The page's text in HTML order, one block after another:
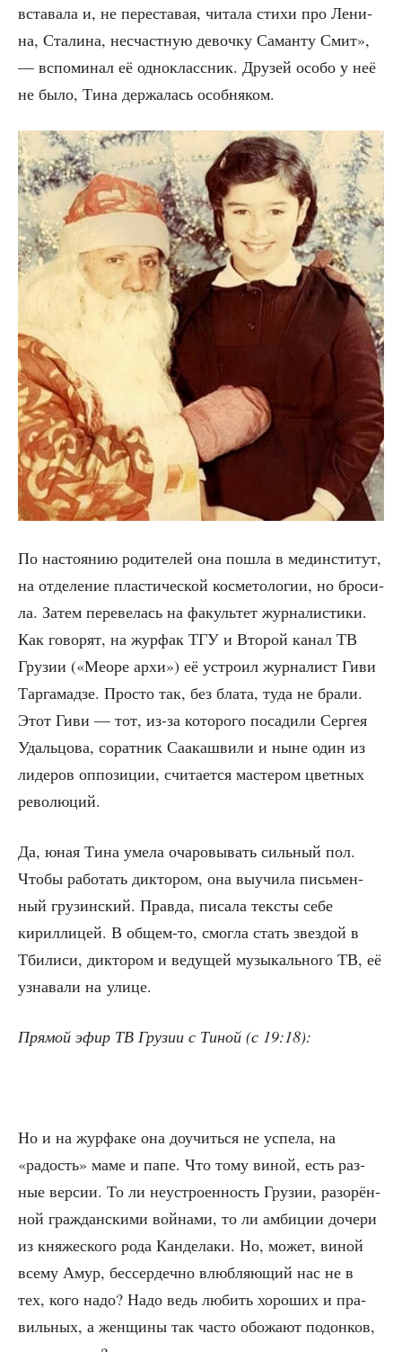
вста­ва­ла и, не пере­ста­вая, чита­ла сти­хи про Лени­
на, Ста­ли­на, несчаст­ную девоч­ку Саман­ту Смит»,
— вспо­ми­нал её одно­класс­ник. Дру­зей осо­бо у неё
не было, Тина дер­жа­лась особняком.
По насто­я­нию роди­те­лей она пошла в мед­ин­сти­тут,
на отде­ле­ние пла­сти­че­ской кос­ме­то­ло­гии, но бро­си­
ла. Затем пере­ве­лась на факуль­тет жур­на­ли­сти­ки.
Как гово­рят, на жур­фак ТГУ и Вто­рой канал ТВ
Гру­зии («Мео­ре архи») её устро­ил жур­на­лист Гиви
Тар­га­мад­зе. Про­сто так, без бла­та, туда не бра­ли.
Этот Гиви — тот, из-за кото­ро­го поса­ди­ли Сер­гея
Удаль­цо­ва, сорат­ник Саа­ка­шви­ли и ныне один из
лиде­ров оппо­зи­ции, счи­та­ет­ся масте­ром цвет­ных
революций.
Да, юная Тина уме­ла оча­ро­вы­вать силь­ный пол.
Что­бы рабо­тать дик­то­ром, она выучи­ла пись­мен­
ный гру­зин­ский. Прав­да, писа­ла тек­сты себе
кирил­ли­цей. В общем-то, смог­ла стать звез­дой в
Тби­ли­си, дик­то­ром и веду­щей музы­каль­но­го ТВ, её
узна­ва­ли на улице.
Пря­мой эфир ТВ Гру­зии с Тиной (с 19:18):
Но и на жур­фа­ке она доучить­ся не успе­ла, на
«радость» маме и папе. Что тому виной, есть раз­
ные вер­сии. То ли неустро­ен­ность Гру­зии, разо­рён­
ной граж­дан­ски­ми вой­на­ми, то ли амби­ции доче­ри
из кня­же­ско­го рода Кан­де­ла­ки. Но, может, виной
все­му Амур, бес­сер­деч­но влюб­ля­ю­щий нас не в
тех, кого надо? Надо ведь любить хоро­ших и пра­
виль­ных, а жен­щи­ны так часто обо­жа­ют подон­ков,